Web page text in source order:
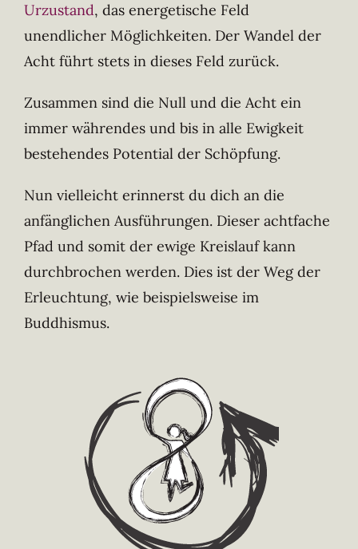
Urzustand, das energetische Feld
unendlicher Möglichkeiten. Der Wandel der
Acht führt stets in dieses Feld zurück.
Zusammen sind die Null und die Acht ein
immer währendes und bis in alle Ewigkeit
bestehendes Potential der Schöpfung.
Nun vielleicht erinnerst du dich an die
anfänglichen Ausführungen. Dieser achtfache
Pfad und somit der ewige Kreislauf kann
durchbrochen werden. Dies ist der Weg der
Erleuchtung, wie beispielsweise im
Buddhismus.